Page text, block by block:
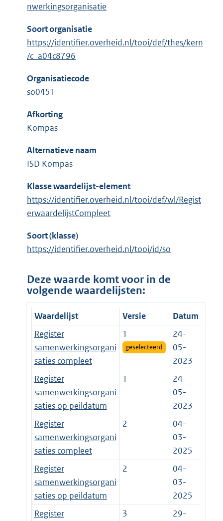
nwerkingsorganisatie
Soort organisatie
https://identifier.overheid.nl/tooi/def/thes/kern
/c_a04c8796
Organisatiecode
so0451
Afkorting
Kompas
Alternatieve naam
ISD Kompas
Klasse waardelijst-element
https://identifier.overheid.nl/tooi/def/wl/Regist
erwaardelijstCompleet
Soort (klasse)
https://identifier.overheid.nl/tooi/id/so
Deze waarde komt voor in de
volgende waardelijsten:
Waardelijst Versie
Datum
Register
samenwerkingsorgani
saties compleet
1
geselecteerd
24-
05-
2023
Register
samenwerkingsorgani
saties op peildatum
1
24-
05-
2023
Register
samenwerkingsorgani
saties compleet
2
04-
03-
2025
Register
samenwerkingsorgani
saties op peildatum
2
04-
03-
2025
Register
3
29-